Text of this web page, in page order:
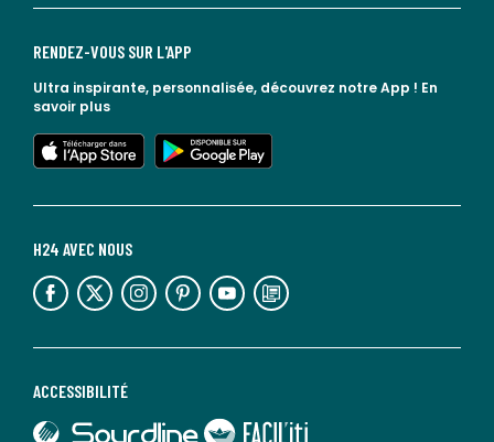
ACCESSIBILITÉ
lien vers Sourdline
lien vers Faciliti
H24 AVEC NOUS
lien vers l'espace réseaux sociaux lien vers l'espace réseaux sociaux lien vers l'espace réseaux sociaux lien vers l'espace réseaux sociaux lien vers l'espace réseaux sociaux lien vers le blog la redoute
RENDEZ-VOUS SUR L'APP
Ultra inspirante, personnalisée, découvrez notre App ! En
savoir plus
lien vers l'app store
lien vers google play